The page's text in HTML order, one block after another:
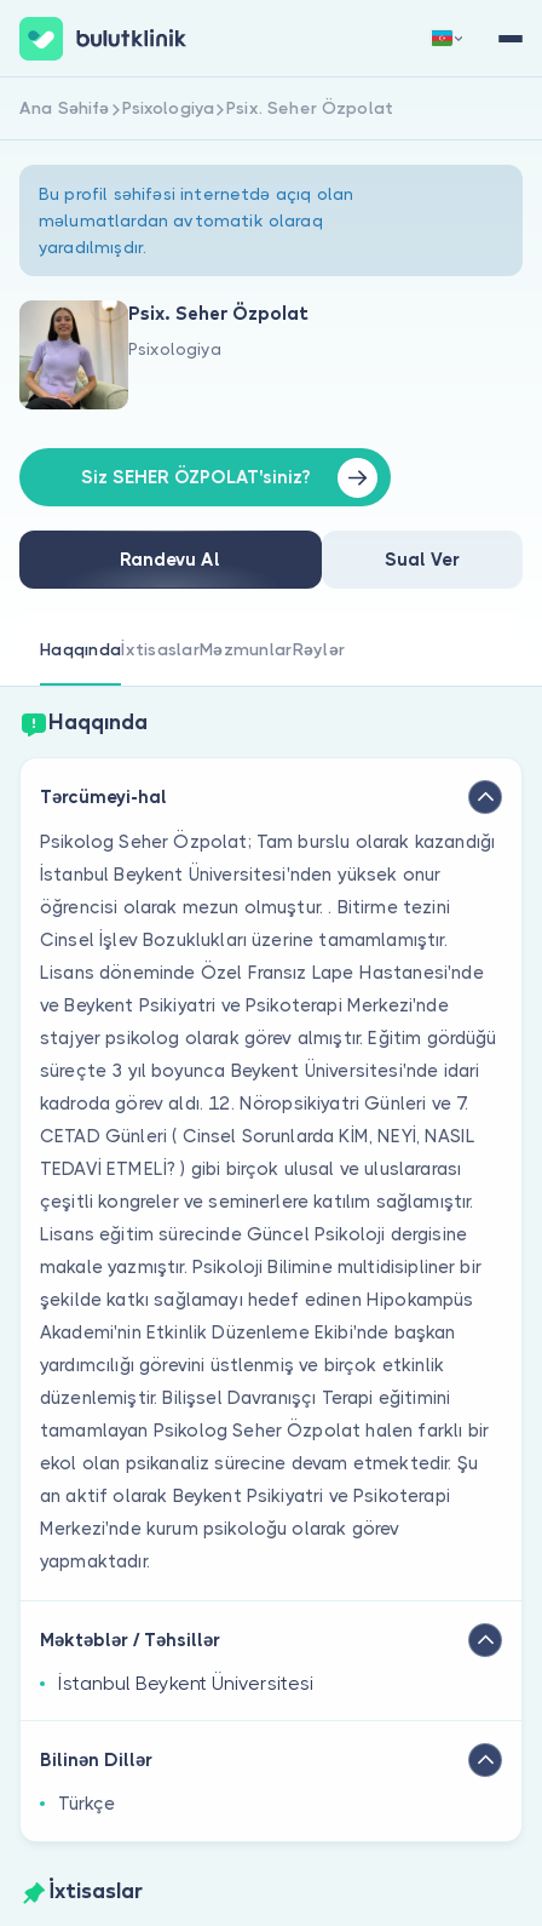
Haqqımızda
Xəstələr üçün
Həkimlər üçün
Qeydiyyat Daxil Ol
Ana Səhifə Psixologiya Psix. Seher Özpolat
Bu profil səhifəsi internetdə açıq olan
məlumatlardan avtomatik olaraq
yaradılmışdır.
Psix. Seher Özpolat
Psixologiya
Siz SEHER ÖZPOLAT'siniz?
Randevu Al Sual Ver
HaqqındaİxtisaslarMəzmunlarRəylər
Haqqında
Tərcümeyi-hal
Psikolog Seher Özpolat; Tam burslu olarak kazandığı
İstanbul Beykent Üniversitesi'nden yüksek onur
öğrencisi olarak mezun olmuştur. . Bitirme tezini
Cinsel İşlev Bozuklukları üzerine tamamlamıştır.
Lisans döneminde Özel Fransız Lape Hastanesi'nde
ve Beykent Psikiyatri ve Psikoterapi Merkezi'nde
stajyer psikolog olarak görev almıştır. Eğitim gördüğü
süreçte 3 yıl boyunca Beykent Üniversitesi'nde idari
kadroda görev aldı. 12. Nöropsikiyatri Günleri ve 7.
CETAD Günleri ( Cinsel Sorunlarda KİM, NEYİ, NASIL
TEDAVİ ETMELİ? ) gibi birçok ulusal ve uluslararası
çeşitli kongreler ve seminerlere katılım sağlamıştır.
Lisans eğitim sürecinde Güncel Psikoloji dergisine
makale yazmıştır. Psikoloji Bilimine multidisipliner bir
şekilde katkı sağlamayı hedef edinen Hipokampüs
Akademi'nin Etkinlik Düzenleme Ekibi'nde başkan
yardımcılığı görevini üstlenmiş ve birçok etkinlik
düzenlemiştir. Bilişsel Davranışçı Terapi eğitimini
tamamlayan Psikolog Seher Özpolat halen farklı bir
ekol olan psikanaliz sürecine devam etmektedir. Şu
an aktif olarak Beykent Psikiyatri ve Psikoterapi
Merkezi'nde kurum psikoloğu olarak görev
yapmaktadır.
Məktəblər / Təhsillər
İstanbul Beykent Üniversitesi
Bilinən Dillər
Türkçe
İxtisaslar